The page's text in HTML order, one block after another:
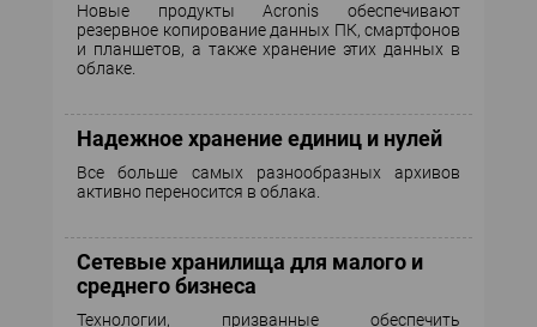
ЖУРНАЛ
Новые продукты Acronis обеспечивают
резервное копирование данных ПК, смартфонов
и планшетов, а также хранение этих данных в
облаке.
Надежное хранение единиц и нулей
Все больше самых разнообразных архивов
активно переносится в облака.
Сетевые хранилища для малого и
среднего бизнеса
Технологии, призванные обеспечить